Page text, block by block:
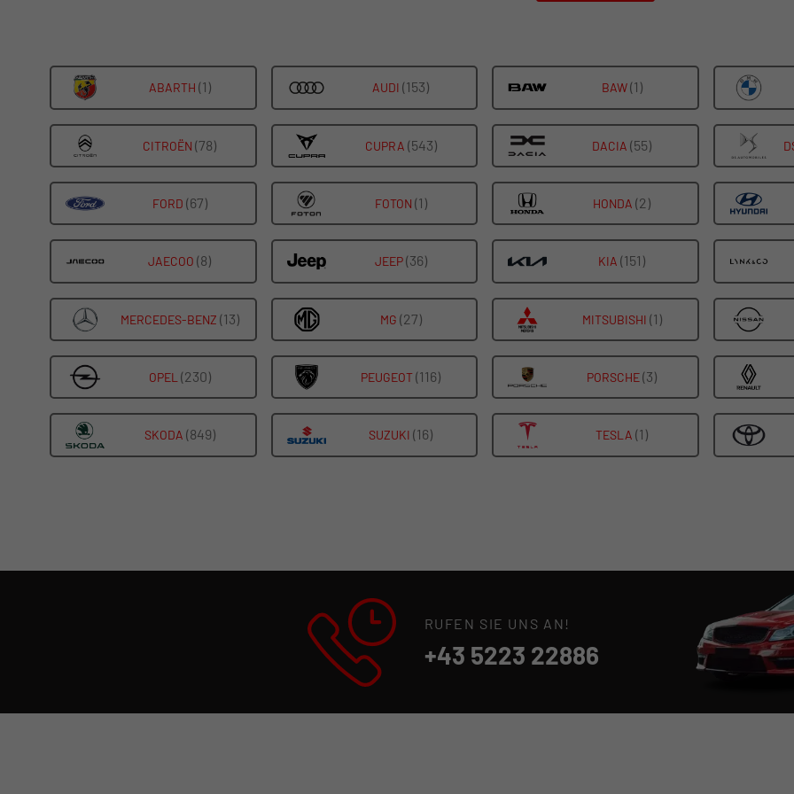
ABARTH (1)ALLE
FAHRZEUGE
ANZEIGEN
AUDI (153)
FAHRZEUGE
ANZEIGEN
BAW(1)ALLE
FAHRZEUGE
ANZEIGEN
CITROËN (78)
FAHRZEUGE
ANZEIGEN
CUPRA (543)ALLE
FAHRZEUGE
ANZEIGEN
DACIA (55)
FAHRZEUGE
ANZEIGEN
FORD (67)ALLE
FAHRZEUGE
ANZEIGEN
FOTON (1)ALLE
FAHRZEUGE
ANZEIGEN
HONDA (2)
FAHRZEUGE
ANZEIGEN
JAECOO (8)
FAHRZEUGE
ANZEIGEN
JEEP(36)ALLE
FAHRZEUGE
ANZEIGEN
KIA (151)
FAHRZEUGE
ANZEIGEN
MERCEDES-BENZ (13)ALLE
FAHRZEUGE
MERCEDES-
BENZ
ANZEIGEN
MG (27)ALLE
FAHRZEUGE
ANZEIGEN
MITSUBISHI (1)ALLE
FAHRZEUGE
ANZEIGEN
OPEL (230)ALLE
FAHRZEUGE
PEUGEOT(116)
FAHRZEUGE
PORSCHE (3)
FAHRZEUGE
SKODA (849)ALLE
FAHRZEUGE
SUZUKI (16)
FAHRZEUGE
TESLA (1)
FAHRZEUGE
RUFEN SIE UNS AN!
+43 5223 22886